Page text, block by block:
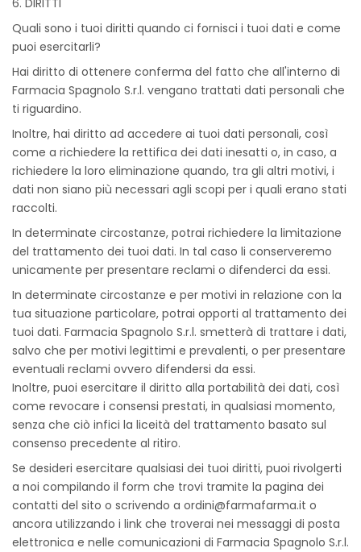
6. DIRITTI
Quali sono i tuoi diritti quando ci fornisci i tuoi dati e come
puoi esercitarli?
Hai diritto di ottenere conferma del fatto che all'interno di
Farmacia Spagnolo S.r.l. vengano trattati dati personali che
ti riguardino.
Inoltre, hai diritto ad accedere ai tuoi dati personali, così
come a richiedere la rettifica dei dati inesatti o, in caso, a
richiedere la loro eliminazione quando, tra gli altri motivi, i
dati non siano più necessari agli scopi per i quali erano stati
raccolti.
In determinate circostanze, potrai richiedere la limitazione
del trattamento dei tuoi dati. In tal caso li conserveremo
unicamente per presentare reclami o difenderci da essi.
In determinate circostanze e per motivi in relazione con la
tua situazione particolare, potrai opporti al trattamento dei
tuoi dati. Farmacia Spagnolo S.r.l. smetterà di trattare i dati,
salvo che per motivi legittimi e prevalenti, o per presentare
eventuali reclami ovvero difendersi da essi.
Inoltre, puoi esercitare il diritto alla portabilità dei dati, così
come revocare i consensi prestati, in qualsiasi momento,
senza che ciò infici la liceità del trattamento basato sul
consenso precedente al ritiro.
Se desideri esercitare qualsiasi dei tuoi diritti, puoi rivolgerti
a noi compilando il form che trovi tramite la pagina dei
contatti del sito o scrivendo a ordini@farmafarma.it o
ancora utilizzando i link che troverai nei messaggi di posta
elettronica e nelle comunicazioni di Farmacia Spagnolo S.r.l.